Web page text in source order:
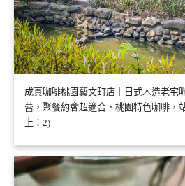
成真咖啡桃園藝文町店｜日式木造老宅
蕾，聚餐約會超適合，桃園特色咖啡，
上：2)